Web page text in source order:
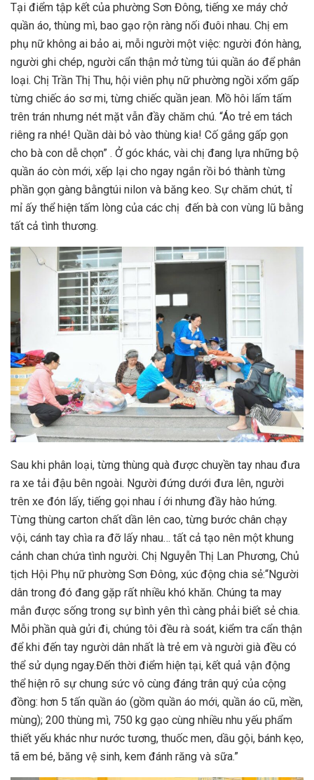
Tại điểm tập kết của phường Sơn Đông, tiếng xe máy chở
quần áo, thùng mì, bao gạo rộn ràng nối đuôi nhau. Chị em
phụ nữ không ai bảo ai, mỗi người một việc: người đón hàng,
người ghi chép, người cẩn thận mở từng túi quần áo để phân
loại. Chị Trần Thị Thu, hội viên phụ nữ phường ngồi xổm gấp
từng chiếc áo sơ mi, từng chiếc quần jean. Mồ hôi lấm tấm
trên trán nhưng nét mặt vẫn đầy chăm chú. “Áo trẻ em tách
riêng ra nhé! Quần dài bỏ vào thùng kia! Cố gắng gấp gọn
cho bà con dễ chọn” . Ở góc khác, vài chị đang lựa những bộ
quần áo còn mới, xếp lại cho ngay ngắn rồi bó thành từng
phần gọn gàng bằngtúi nilon và băng keo. Sự chăm chút, tỉ
mỉ ấy thể hiện tấm lòng của các chị đến bà con vùng lũ bằng
tất cả tình thương.
Sau khi phân loại, từng thùng quà được chuyền tay nhau đưa
ra xe tải đậu bên ngoài. Người đứng dưới đưa lên, người
trên xe đón lấy, tiếng gọi nhau í ới nhưng đầy hào hứng.
Từng thùng carton chất dần lên cao, từng bước chân chạy
vội, cánh tay chìa ra đỡ lấy nhau… tất cả tạo nên một khung
cảnh chan chứa tình người. Chị Nguyễn Thị Lan Phương, Chủ
tịch Hội Phụ nữ phường Sơn Đông, xúc động chia sẻ:“Người
dân trong đó đang gặp rất nhiều khó khăn. Chúng ta may
mắn được sống trong sự bình yên thì càng phải biết sẻ chia.
Mỗi phần quà gửi đi, chúng tôi đều rà soát, kiểm tra cẩn thận
để khi đến tay người dân nhất là trẻ em và người già đều có
thể sử dụng ngay.Đến thời điểm hiện tại, kết quả vận động
thể hiện rõ sự chung sức vô cùng đáng trân quý của cộng
đồng: hơn 5 tấn quần áo (gồm quần áo mới, quần áo cũ, mền,
mùng); 200 thùng mì, 750 kg gạo cùng nhiều nhu yếu phẩm
thiết yếu khác như nước tương, thuốc men, dầu gội, bánh kẹo,
tã em bé, băng vệ sinh, kem đánh răng và sữa.”